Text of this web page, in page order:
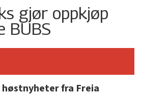
gjør oppkjøp
BUBS
høstnyheter fra Freia